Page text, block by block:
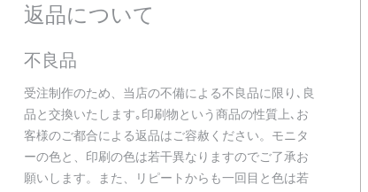
返品について
不良品
受注制作のため、当店の不備による不良品に限り､良
品と交換いたします｡印刷物という商品の性質上､お
客様のご都合による返品はご容赦ください。モニタ
ーの色と、印刷の色は若干異なりますのでご了承お
願いします。また、リピートからも一回目と色は若